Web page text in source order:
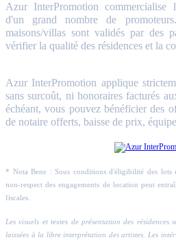
Azur InterPromotion commercialise
d'un grand nombre de
maisons/villas sont validés par des
vérifier la qualité des résidences et la
Azur InterPromotion applique
sans surcoût, ni honoraires facturés
échéant, vous pouvez bénéficier des
de notaire offerts, baisse de prix,
* Nota Bene : Sous conditions d'éligibilité des lots
non-respect des engagements de location peut
fiscales.
Les visuels et textes de présentation des
laissées à la libre interprétation des artistes. Les